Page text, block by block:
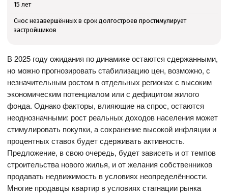
15 лет
Снос незавершённых в срок долгостроев простимулирует
застройщиков
В 2025 году ожидания по динамике остаются сдержанными,
но можно прогнозировать стабилизацию цен, возможно, с
незначительным ростом в отдельных регионах с высоким
экономическим потенциалом или с дефицитом жилого
фонда. Однако факторы, влияющие на спрос, остаются
неоднозначными: рост реальных доходов населения может
стимулировать покупки, а сохранение высокой инфляции и
процентных ставок будет сдерживать активность.
Предложение, в свою очередь, будет зависеть и от темпов
строительства нового жилья, и от желания собственников
продавать недвижимость в условиях неопределённости.
Многие продавцы квартир в условиях стагнации рынка